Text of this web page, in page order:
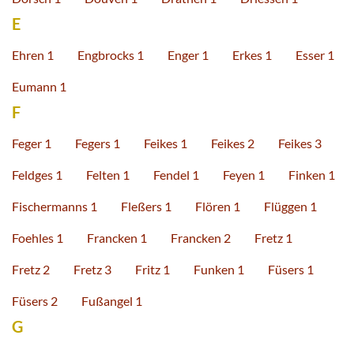
E
Ehren 1 Engbrocks 1 Enger 1 Erkes 1 Esser 1
Eumann 1
F
Feger 1 Fegers 1 Feikes 1 Feikes 2 Feikes 3
Feldges 1 Felten 1 Fendel 1 Feyen 1 Finken 1
Fischermanns 1 Fleßers 1 Flören 1 Flüggen 1
Foehles 1 Francken 1 Francken 2 Fretz 1
Fretz 2 Fretz 3 Fritz 1 Funken 1 Füsers 1
Füsers 2 Fußangel 1
G